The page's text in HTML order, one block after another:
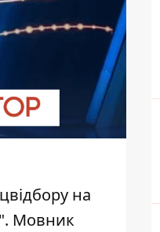
на
Мовник